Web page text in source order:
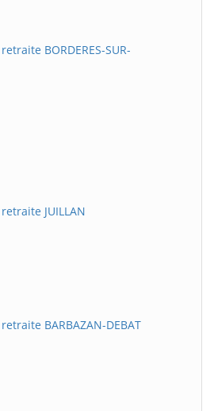
BORDERES-SUR-
JUILLAN
BARBAZAN-DEBAT